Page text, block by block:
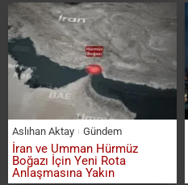
Aslıhan Aktay Gündem
İran ve Umman Hürmüz
Boğazı İçin Yeni Rota
Anlaşmasına Yakın